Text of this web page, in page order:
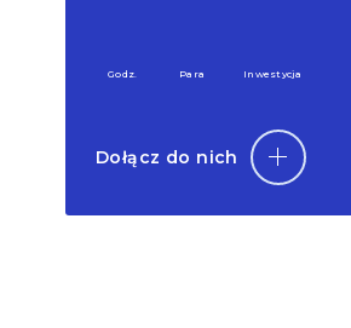
Godz. Para Inwestycja
Dołącz do nich